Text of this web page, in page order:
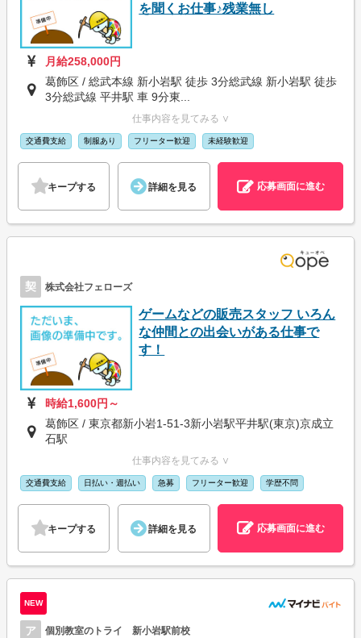
を聞くお仕事♪残業無し
月給258,000円
葛飾区 / 総武本線 新小岩駅 徒歩 3分総武線 新小岩駅 徒歩
3分総武線 平井駅 車 9分東...
仕事内容を見てみる ∨
交通費支給 制服あり フリーター歓迎 未経験歓迎
キープする 詳細を見る 応募画面に進む
契 株式会社フェローズ
ゲームなどの販売スタッフ いろん
な仲間との出会いがある仕事で
す！
時給1,600円～
葛飾区 / 東京都新小岩1-51-3新小岩駅平井駅(東京)京成立
石駅
仕事内容を見てみる ∨
交通費支給 日払い・週払い 急募 フリーター歓迎 学歴不問
キープする 詳細を見る 応募画面に進む
NEW
ア 個別教室のトライ 新小岩駅前校